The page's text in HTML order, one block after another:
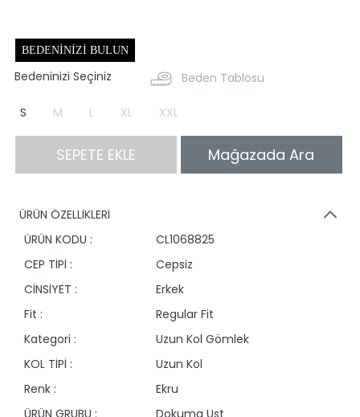
BEDENINIZI BULUN
Bedeninizi Seçiniz Beden Tablosu
S M L XL XXL
SEPETE EKLE Mağazada Ara
ÜRÜN ÖZELLİKLERİ
ÜRÜN KODU :
CL1068825
CEP TİPİ :
Cepsiz
CİNSİYET :
Erkek
Fit :
Regular Fit
Kategori :
Uzun Kol Gömlek
KOL TİPİ :
Uzun Kol
Renk :
Ekru
ÜRÜN GRUBU :
Dokuma Ust